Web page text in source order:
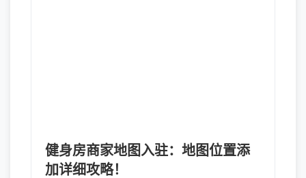
健身房商家地图入驻：地图位置添
加详细攻略！